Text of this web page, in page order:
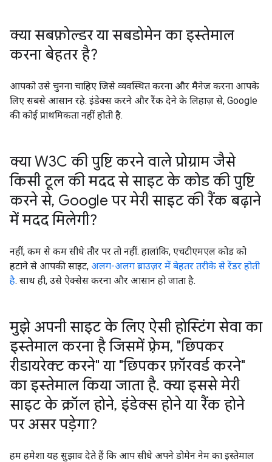
क्या सबफ़ोल्डर या सबडोमेन का इस्तेमाल
करना बेहतर है?
आपको उसे चुनना चाहिए जिसे व्यवस्थित करना और मैनेज करना आपके
लिए सबसे आसान रहे. इंडेक्स करने और रैंक देने के लिहाज़ से, Google
की कोई प्राथमिकता नहीं होती है.
क्या W3C की पुष्टि करने वाले प्रोग्राम जैसे
किसी टूल की मदद से साइट के कोड की पुष्टि
करने से, Google पर मेरी साइट की रैंक बढ़ाने
में मदद मिलेगी?
नहीं, कम से कम सीधे तौर पर तो नहीं. हालांकि, एचटीएमएल कोड को
हटाने से आपकी साइट, अलग-अलग ब्राउज़र में बेहतर तरीके से रेंडर होती
है. साथ ही, उसे ऐक्सेस करना और आसान हो जाता है.
मुझे अपनी साइट के लिए ऐसी होस्टिंग सेवा का
इस्तेमाल करना है जिसमें फ़्रेम, "छिपकर
रीडायरेक्ट करने" या "छिपकर फ़ॉरवर्ड करने"
का इस्तेमाल किया जाता है. क्या इससे मेरी
साइट के क्रॉल होने, इंडेक्स होने या रैंक होने
पर असर पड़ेगा?
हम हमेशा यह सुझाव देते हैं कि आप सीधे अपने डोमेन नेम का इस्तेमाल